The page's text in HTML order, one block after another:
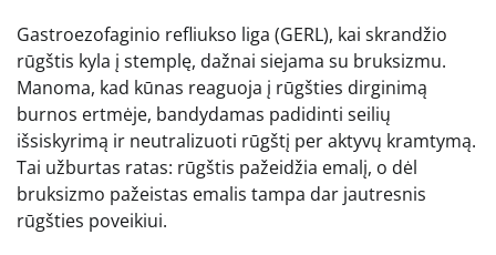
Gastroezofaginio refliukso liga (GERL), kai skrandžio
rūgštis kyla į stemplę, dažnai siejama su bruksizmu.
Manoma, kad kūnas reaguoja į rūgšties dirginimą
burnos ertmėje, bandydamas padidinti seilių
išsiskyrimą ir neutralizuoti rūgštį per aktyvų kramtymą.
Tai užburtas ratas: rūgštis pažeidžia emalį, o dėl
bruksizmo pažeistas emalis tampa dar jautresnis
rūgšties poveikiui.